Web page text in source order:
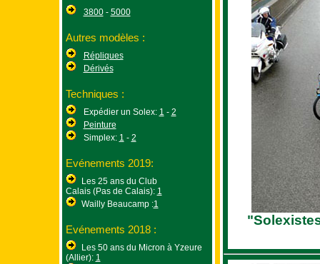
3800- 5000
Autres modèles :
Répliques
Dérivés
Techniques :
Expédier un Solex: 1 - 2
Peinture
Simplex: 1 - 2
Evénements 2019:
Les 25 ans du Club
Calais (Pas de Calais): 1
Wailly Beaucamp :1
Evénements 2018 :
Les 50 ans du Micron à Yzeure
(Allier): 1